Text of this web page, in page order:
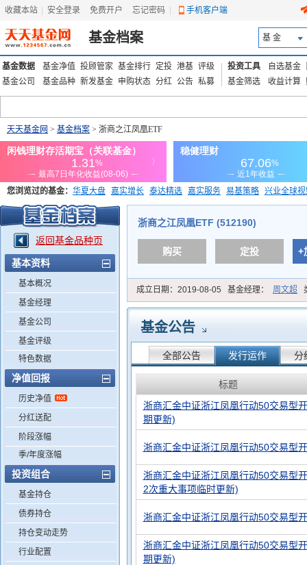
收藏本站 安全登录 免费开户 忘记密码 手机客户端
基金档案 基 金
基金数据 基金净值 投顾管家 基金排行 定投 港基 评级
基金公司
基金品种 新发基金 申购状态 分红 公告 私募
投资工具 自选基金
基金筛选
收益计算
天天基金网 > 基金档案 > 浙商之江凤凰ETF
您浏览过的基金： 华夏大盘 嘉实增长 泰达精选 嘉实服务 易基策略 兴业全球
添富优势 华安宏利 上证180价值ETF
返回基金品种页
基本资料
基本概况
基金经理
基金公司
基金评级
特色数据
净值回报
历史净值
分红送配
阶段涨幅
季/年度涨幅
投资组合
基金持仓
债券持仓
持仓变动走势
行业配置
浙商之江凤凰ETF (512190)
购买 定投 +
成立日期： 2019-08-05 基金经理： 周文超
基金公告
全部公告 发行运作 分
标题
浙商汇金中证浙江凤凰行动50交易型
期更新)
浙商汇金中证浙江凤凰行动50交易型
浙商汇金中证浙江凤凰行动50交易型
2次重大事项临时更新)
浙商汇金中证浙江凤凰行动50交易型
浙商汇金中证浙江凤凰行动50交易型
期更新)